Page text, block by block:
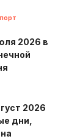
2026 в
2026
дни,